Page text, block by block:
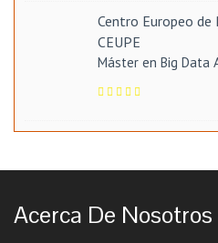
Centro Europeo de
CEUPE
Máster en Big Data
Acerca De Nosotros